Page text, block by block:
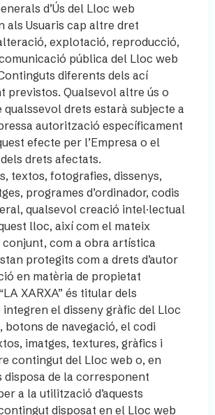
d’Ús del Lloc web
als Usuaris cap altre dret
explotació, reproducció,
pública del Lloc web
diferents dels ací
previstos. Qualsevol altre ús o
drets estarà subjecte a
autorització específicament
efecte per l’Empresa o el
drets afectats.
textos, fotografies, dissenys,
programes d’ordinador, codis
qualsevol creació intel·lectual
lloc, així com el mateix
conjunt, com a obra artística
protegits com a drets d’autor
en matèria de propietat
XARXA” és titular dels
integren el disseny gràfic del Lloc
botons de navegació, el codi
imatges, textures, gràfics i
contingut del Lloc web o, en
disposa de la corresponent
a la utilització d’aquests
disposat en el Lloc web